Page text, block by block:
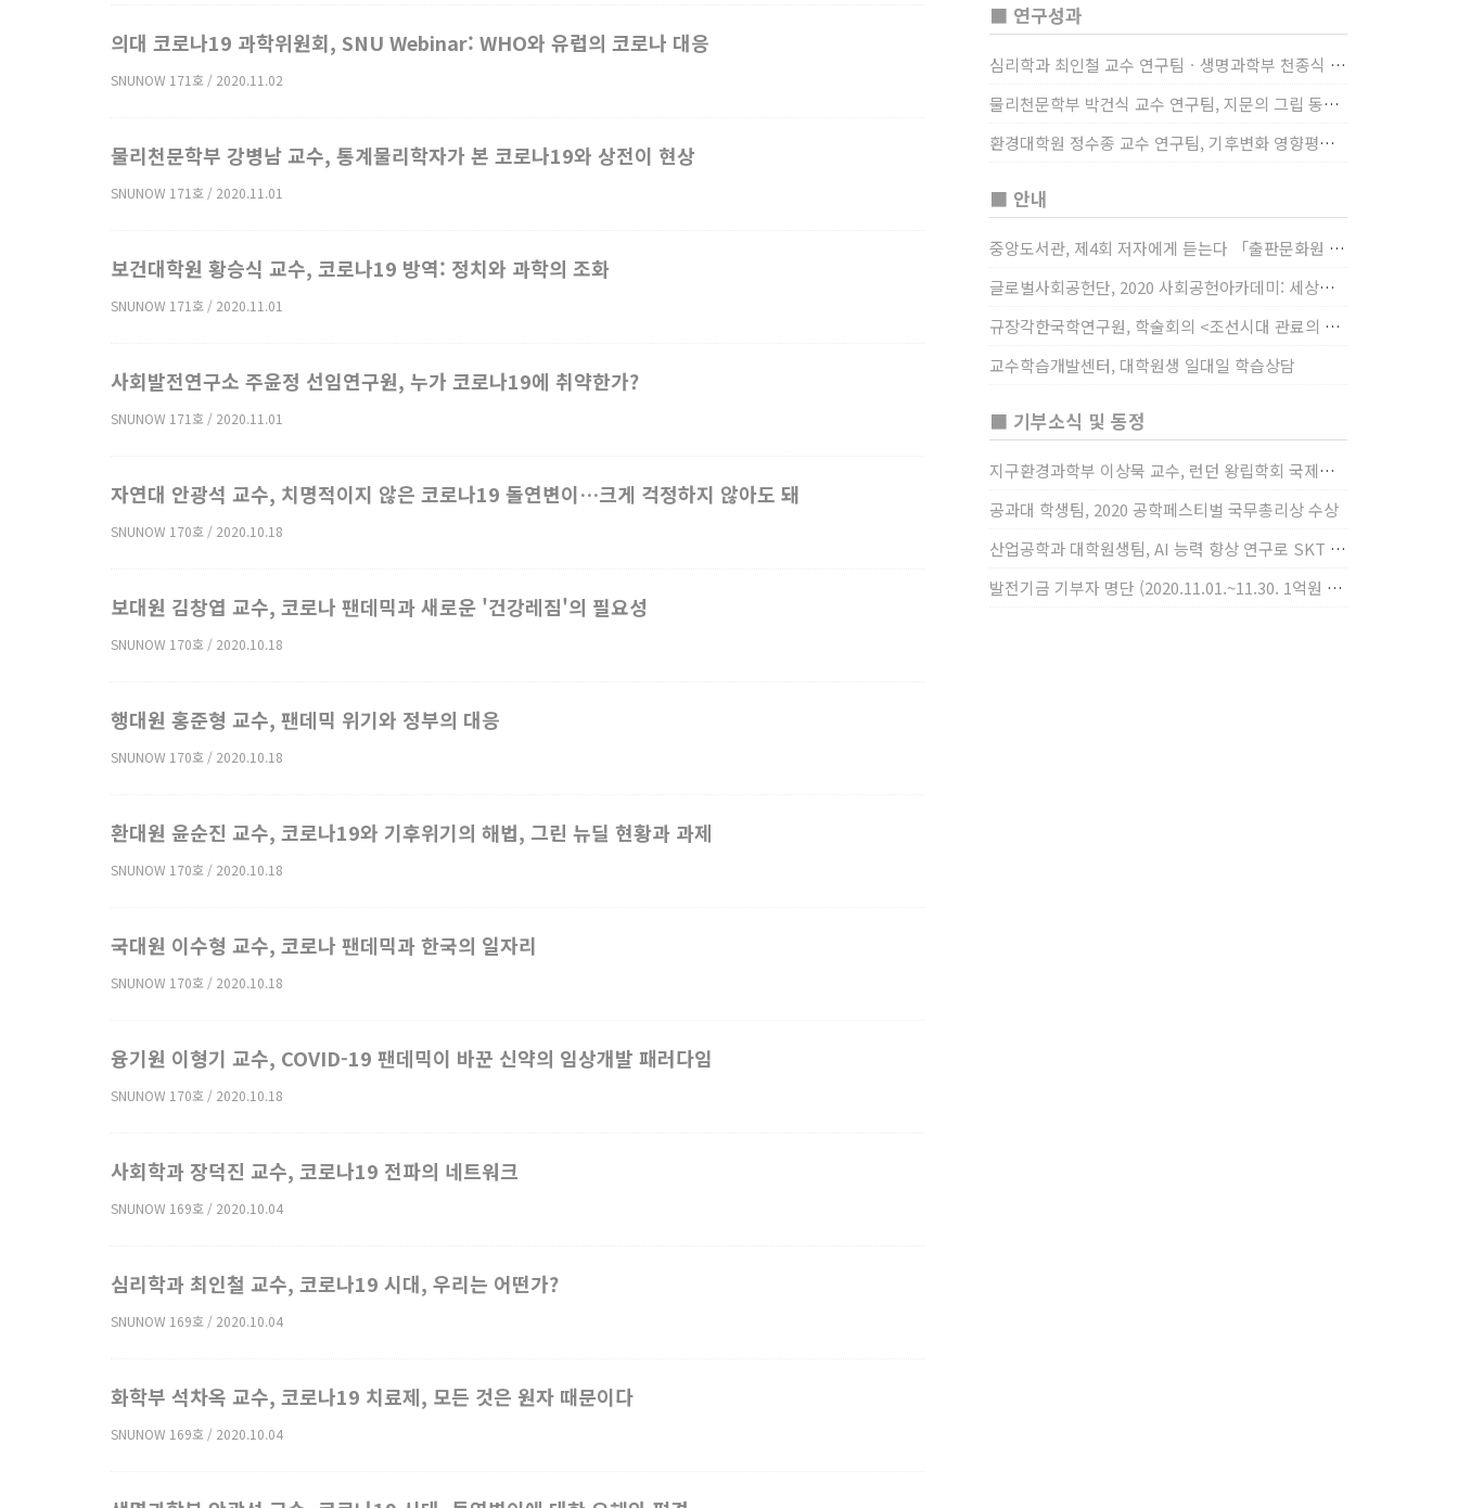
의대 코로나19 과학위원회, SNU Webinar: WHO와 유럽의 코로나 대응
SNUNOW 171호 / 2020.11.02
물리천문학부 강병남 교수, 통계물리학자가 본 코로나19와 상전이 현상
SNUNOW 171호 / 2020.11.01
보건대학원 황승식 교수, 코로나19 방역: 정치와 과학의 조화
SNUNOW 171호 / 2020.11.01
사회발전연구소 주윤정 선임연구원, 누가 코로나19에 취약한가?
SNUNOW 171호 / 2020.11.01
자연대 안광석 교수, 치명적이지 않은 코로나19 돌연변이…크게 걱정하지 않아도 돼
SNUNOW 170호 / 2020.10.18
보대원 김창엽 교수, 코로나 팬데믹과 새로운 '건강레짐'의 필요성
SNUNOW 170호 / 2020.10.18
행대원 홍준형 교수, 팬데믹 위기와 정부의 대응
SNUNOW 170호 / 2020.10.18
환대원 윤순진 교수, 코로나19와 기후위기의 해법, 그린 뉴딜 현황과 과제
SNUNOW 170호 / 2020.10.18
국대원 이수형 교수, 코로나 팬데믹과 한국의 일자리
SNUNOW 170호 / 2020.10.18
융기원 이형기 교수, COVID-19 팬데믹이 바꾼 신약의 임상개발 패러다임
SNUNOW 170호 / 2020.10.18
사회학과 장덕진 교수, 코로나19 전파의 네트워크
SNUNOW 169호 / 2020.10.04
심리학과 최인철 교수, 코로나19 시대, 우리는 어떤가?
SNUNOW 169호 / 2020.10.04
화학부 석차옥 교수, 코로나19 치료제, 모든 것은 원자 때문이다
SNUNOW 169호 / 2020.10.04
■ 연구성과
심리학과 최인철 교수 연구팀ㆍ생명과학부 천종식 교수 연구팀, 장내 마이크로바이옴과 정서적 웰빙간 관계 규명
물리천문학부 박건식 교수 연구팀, 지문의 그립 동작에서의 역할 및 원리 규명
환경대학원 정수종 교수 연구팀, 기후변화 영향평가 모형을 통해 기후변화에 따른 급격한 토양수분의 감소가 발생하는 지역과 시간을 규명
■ 안내
중앙도서관, 제4회 저자에게 듣는다 「출판문화원 저술강연 개최」(12/17)
글로벌사회공헌단, 2020 사회공헌아카데미: 세상을 바꾸는 가슴 따뜻한 나눔(12/23~24)
규장각한국학연구원, 학술회의 <조선시대 관료의 인사> (12/22)
교수학습개발센터, 대학원생 일대일 학습상담
■ 기부소식 및 동정
지구환경과학부 이상묵 교수, 런던 왕립학회 국제장애인의 날 기념 “전 세계 장애가 있는 과학자”에 소개
공과대 학생팀, 2020 공학페스티벌 국무총리상 수상
산업공학과 대학원생팀, AI 능력 향상 연구로 SKT AI Fellowship 2기 최우수팀 선정
발전기금 기부자 명단 (2020.11.01.~11.30. 1억원 이상)